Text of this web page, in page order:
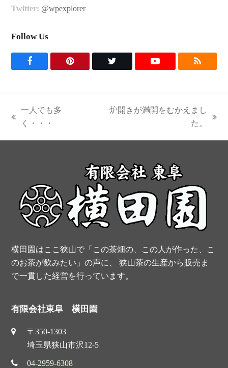
Twitter: @wpexplorer
Follow Us
F
c
e
b
k
P
e
t
T
i
t
r
Y
u
u
e
R
S
previous
一人でも多
く・・・
炉開きが満開をむかえまし
た。
横田園はここ狭山で「この茶畑の、この人が作った、こ
のお茶が飲みたい」の声に、 狭山茶の生産から販売ま
で一貫した経営を行っています。
有限会社東阜 横田園
〒350-1303
埼玉県狭山市沢12-5
04-2959-6308